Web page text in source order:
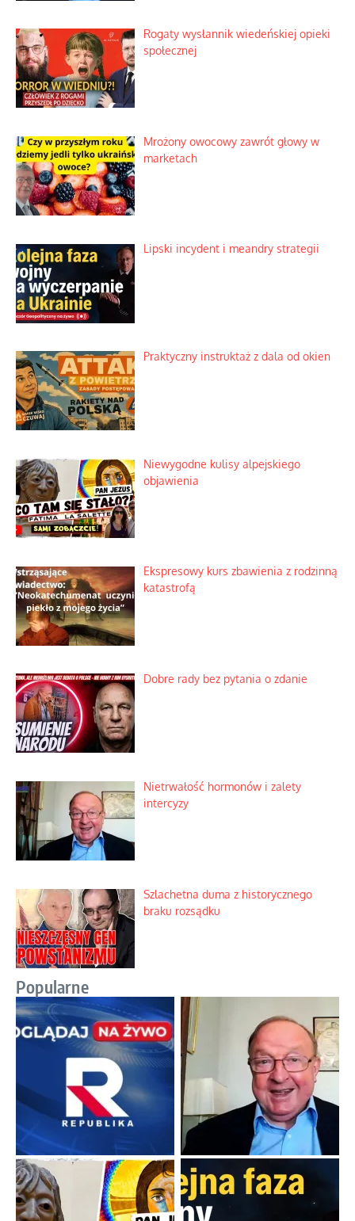
Rogaty wysłannik wiedeńskiej opieki
społecznej
Mrożony owocowy zawrót głowy w
marketach
Lipski incydent i meandry strategii
Praktyczny instruktaż z dala od okien
Niewygodne kulisy alpejskiego
objawienia
Ekspresowy kurs zbawienia z rodzinną
katastrofą
Dobre rady bez pytania o zdanie
Nietrwałość hormonów i zalety
intercyzy
Szlachetna duma z historycznego
braku rozsądku
Popularne